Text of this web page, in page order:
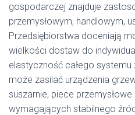
gospodarczej znajduje
przemysłowym, handlowym,
Przedsiębiorstwa doceniają
wielkości dostaw do
elastyczność całego systemu
może zasilać urządzenia
suszarnie, piece
wymagających stabilnego